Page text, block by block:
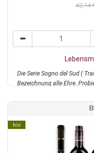
42,14
Die Serie Sogno del Sud (
Bezeichnung alle Ehre.
bio